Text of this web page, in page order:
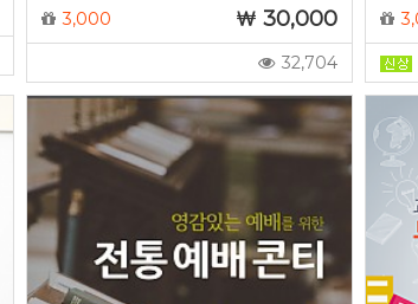
3,000 30,000
32,704